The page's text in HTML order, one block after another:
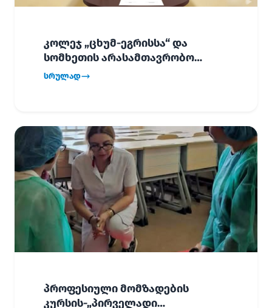
კოლეჯ „ცხუმ-ეგრისსა“ და
სომხეთის არასამთავრობო
ორგანიზაცია „Youth is Power“-ს
სრულად
პროფესიული მომზადების
კურსის-„პირველადი